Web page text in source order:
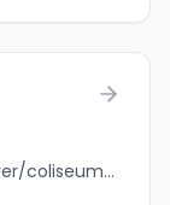
jobbank.gc.ca/browsejobs/employer/coliseum+cleaning/ca